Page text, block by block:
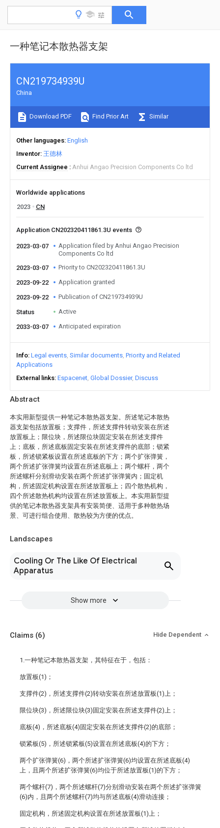
一种笔记本散热器支架
Abstract
本实用新型提供一种笔记本散热器支架。所述笔记本散热
器支架包括放置板；支撑件，所述支撑件转动安装在所述
放置板上；限位块，所述限位块固定安装在所述支撑件
上；底板，所述底板固定安装在所述支撑件的底部；锁紧
板，所述锁紧板设置在所述底板的下方；两个扩张弹簧，
两个所述扩张弹簧均设置在所述底板上；两个螺杆，两个
所述螺杆分别滑动安装在两个所述扩张弹簧内；固定机
构，所述固定机构设置在所述放置板上；四个散热机构，
四个所述散热机构均设置在所述放置板上。本实用新型提
供的笔记本散热器支架具有安装简便、适用于多种散热场
景、可进行组合使用、散热较为方便的优点。
Landscapes
Cooling Or The Like Of Electrical
Apparatus
Show more
CN219734939U
China
Download PDF Find Prior Art Similar
Other languages English
Inventor 王德林
Current Assignee
Anhui Angao Precision Components Co ltd
Worldwide applications
2023
CN
Application CN202320411861.3U events
2023-03-07
Application filed by Anhui Angao Precision
Components Co ltd
2023-03-07
Priority to CN202320411861.3U
2023-09-22 Application granted
2023-09-22 Publication of CN219734939U
Status Active
2033-03-07 Anticipated expiration
Info Legal events Similar documents Priority and Related
Applications
External links Espacenet Global Dossier Discuss
Claims (6) Hide Dependent
1.一种笔记本散热器支架，其特征在于，包括：
放置板(1)；
支撑件(2)，所述支撑件(2)转动安装在所述放置板(1)上；
限位块(3)，所述限位块(3)固定安装在所述支撑件(2)上；
底板(4)，所述底板(4)固定安装在所述支撑件(2)的底部；
锁紧板(5)，所述锁紧板(5)设置在所述底板(4)的下方；
两个扩张弹簧(6)，两个所述扩张弹簧(6)均设置在所述底板(4)
上，且两个所述扩张弹簧(6)均位于所述放置板(1)的下方；
两个螺杆(7)，两个所述螺杆(7)分别滑动安装在两个所述扩张弹簧
(6)内，且两个所述螺杆(7)均与所述底板(4)滑动连接；
固定机构，所述固定机构设置在所述放置板(1)上；